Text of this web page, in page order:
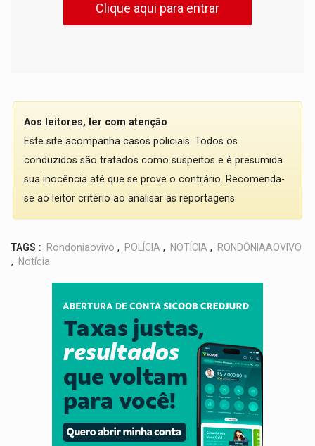
Clique aqui para entrar
Aos leitores, ler com atenção
Este site acompanha casos policiais. Todos os
conduzidos são tratados como suspeitos e é presumida
sua inocência até que se prove o contrário. Recomenda-
se ao leitor critério ao analisar as reportagens.
TAGS : Rondoniaovivo , POLÍCIA , NOTÍCIA ,
RONDÔNIAAOVIVO
,
Notícia